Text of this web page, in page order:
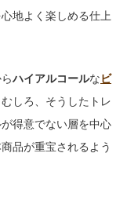
地よく楽しめる仕上
ハイアルコールなビ
しろ、そうしたトレ
得意でない層を中心
品が重宝されるよう